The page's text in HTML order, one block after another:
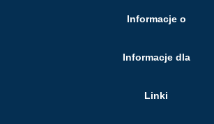
Informacje o
Informacje dla
Linki